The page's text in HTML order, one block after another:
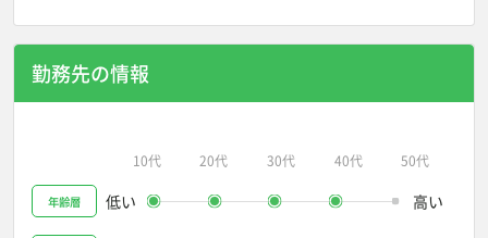
勤務先の情報
10代 20代 30代 40代 50代
年齢層 低い 高い